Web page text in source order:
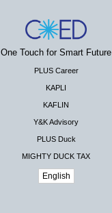
One Touch for Smart Future
PLUS Career
KAPLI
KAFLIN
Y&K Advisory
PLUS Duck
MIGHTY DUCK TAX
English